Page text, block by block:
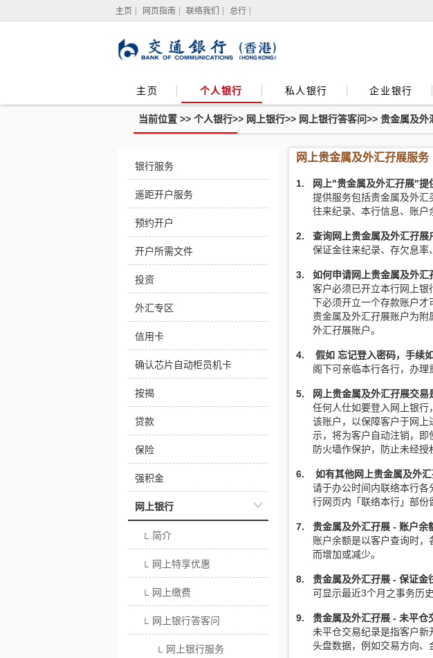
主页 网页指南 联络我们 总行
主页 个人银行 私人银行 企业银行
当前位置 >> 个人银行>> 网上银行>> 网上银行答客问>> 贵金属及外
银行服务
遥距开户服务
预约开户
开户所需文件
投资
外汇专区
信用卡
确认芯片自动柜员机卡
按揭
贷款
保险
强积金
网上银行
└ 简介
└ 网上特享优惠
└ 网上缴费
└ 网上银行答客问
└ 网上银行服务
网上贵金属及外汇孖展服务
1. 网上"贵金属及外汇孖展"提
提供服务包括贵金属及外
往来纪录、本行信息、账户
2. 查询网上贵金属及外汇孖展
保证金往来纪录、存欠息率
3. 如何申请网上贵金属及外汇
客户必须已开立本行网上银
下必须开立一个存款账户
贵金属及外汇孖展账户为
外汇孖展账户。
4. 假如 忘记登入密码，手续
阁下可亲临本行各行，办理
5. 网上贵金属及外汇孖展交易
任何人仕如要登入网上银
该账户，以保障客户于网
示，将为客户自动注销，
防火墙作保护，防止未经授
6. 如有其他网上贵金属及外汇
请于办公时间内联络本行
行网页内「联络本行」部份
7. 贵金属及外汇孖展 - 账户余
账户余额是以客户查询时
而增加或减少。
8. 贵金属及外汇孖展 - 保证金
可显示最近3个月之事务历
9. 贵金属及外汇孖展 - 未平仓
未平仓交易纪录是指客户新
头盘数据，例如交易方向、